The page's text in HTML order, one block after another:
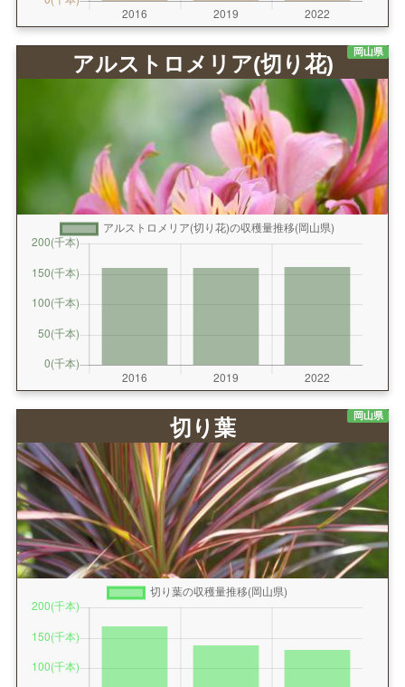
岡山県
アルストロメリア(切り花)
岡山県
切り葉